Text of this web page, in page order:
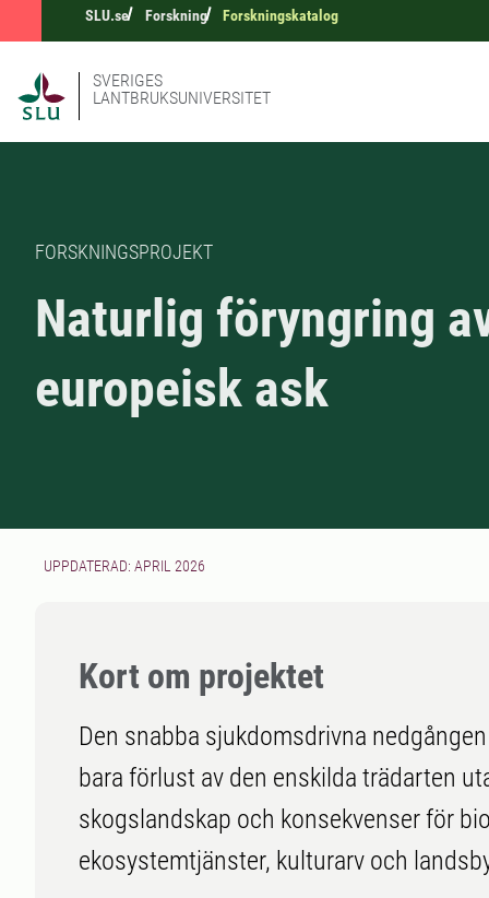
SLU.se Forskning Forskningskatalog
SVERIGES
LANTBRUKSUNIVERSITET
FORSKNINGSPROJEKT
Naturlig föryngring
europeisk ask
UPPDATERAD: APRIL 2026
Kort om projektet
Den snabba sjukdomsdrivna
bara förlust av den enskilda trädarten
skogslandskap och konsekvenser för
ekosystemtjänster, kulturarv och